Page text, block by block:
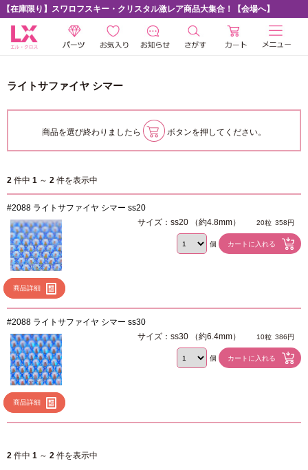
【在庫限り】スワロフスキー・クリスタル激レア商品大集合！【会場へ】
ライトサファイヤ シマー
商品を選び終わりましたら ボタンを押してください。
2 件中 1 ～ 2 件を表示中
#2088 ライトサファイヤ シマー ss20
商品詳細
サイズ：ss20 （約4.8mm） 20粒 358円
個
#2088 ライトサファイヤ シマー ss30
商品詳細
サイズ：ss30 （約6.4mm） 10粒 386円
個
2 件中 1 ～ 2 件を表示中